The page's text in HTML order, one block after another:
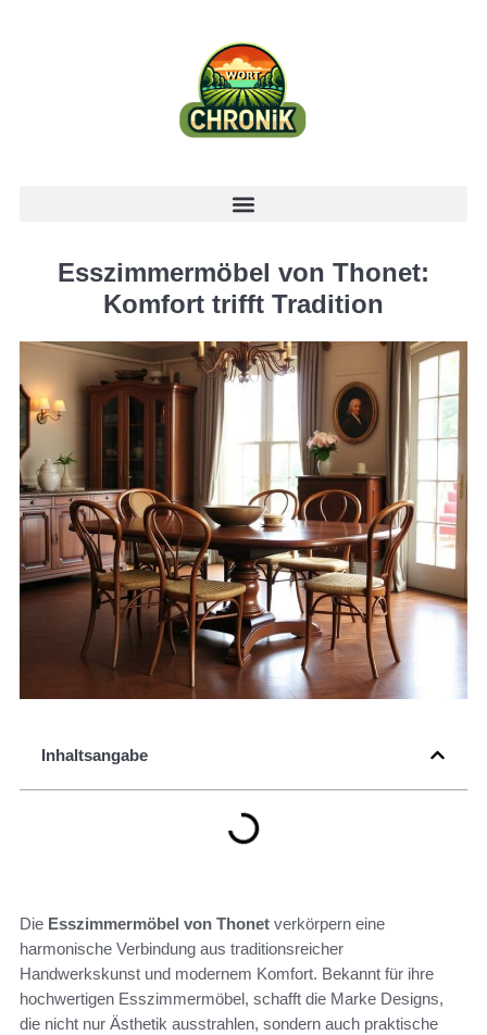
Esszimmermöbel von Thonet:
Komfort trifft Tradition
Inhaltsangabe
Die Esszimmermöbel von Thonet verkörpern eine
harmonische Verbindung aus traditionsreicher
Handwerkskunst und modernem Komfort. Bekannt für ihre
hochwertigen Esszimmermöbel, schafft die Marke Designs,
die nicht nur Ästhetik ausstrahlen, sondern auch praktische